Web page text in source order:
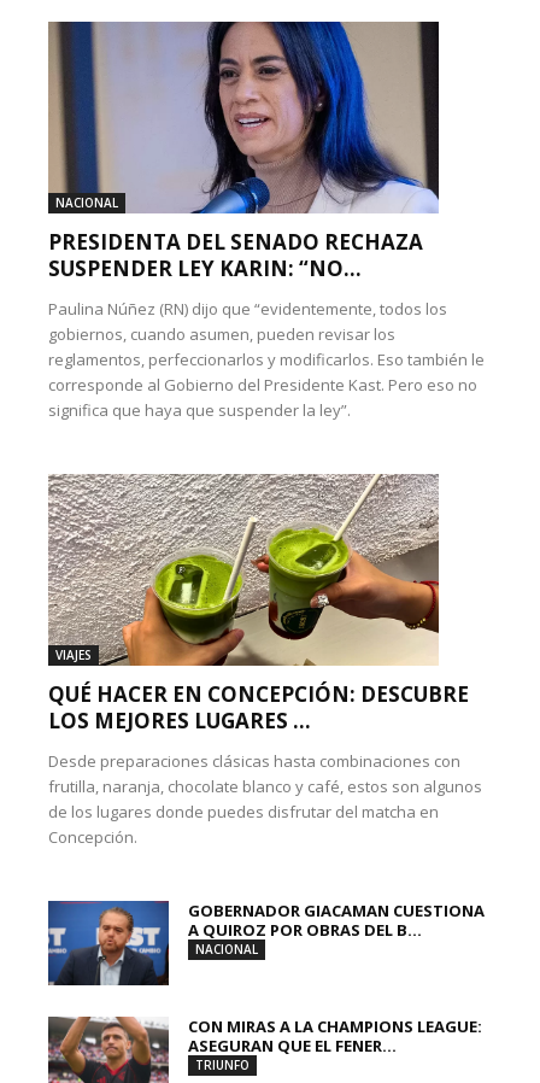
NACIONAL
PRESIDENTA DEL SENADO RECHAZA
SUSPENDER LEY KARIN: “NO...
Paulina Núñez (RN) dijo que “evidentemente, todos los
gobiernos, cuando asumen, pueden revisar los
reglamentos, perfeccionarlos y modificarlos. Eso también le
corresponde al Gobierno del Presidente Kast. Pero eso no
significa que haya que suspender la ley”.
VIAJES
QUÉ HACER EN CONCEPCIÓN: DESCUBRE
LOS MEJORES LUGARES ...
Desde preparaciones clásicas hasta combinaciones con
frutilla, naranja, chocolate blanco y café, estos son algunos
de los lugares donde puedes disfrutar del matcha en
Concepción.
GOBERNADOR GIACAMAN CUESTIONA
A QUIROZ POR OBRAS DEL B...
NACIONAL
CON MIRAS A LA CHAMPIONS LEAGUE:
ASEGURAN QUE EL FENER...
TRIUNFO